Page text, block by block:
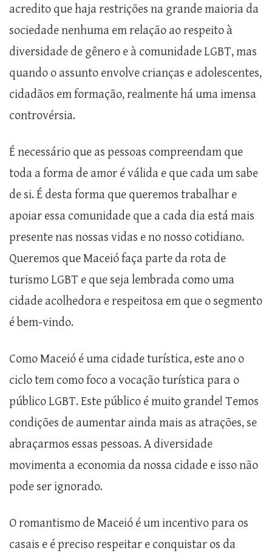
acredito que haja restrições na grande maioria da
sociedade nenhuma em relação ao respeito à
diversidade de gênero e à comunidade LGBT, mas
quando o assunto envolve crianças e adolescentes,
cidadãos em formação, realmente há uma imensa
controvérsia.
É necessário que as pessoas compreendam que
toda a forma de amor é válida e que cada um sabe
de si. É desta forma que queremos trabalhar e
apoiar essa comunidade que a cada dia está mais
presente nas nossas vidas e no nosso cotidiano.
Queremos que Maceió faça parte da rota de
turismo LGBT e que seja lembrada como uma
cidade acolhedora e respeitosa em que o segmento
é bem-vindo.
Como Maceió é uma cidade turística, este ano o
ciclo tem como foco a vocação turística para o
público LGBT. Este público é muito grande! Temos
condições de aumentar ainda mais as atrações, se
abraçarmos essas pessoas. A diversidade
movimenta a economia da nossa cidade e isso não
pode ser ignorado.
O romantismo de Maceió é um incentivo para os
casais e é preciso respeitar e conquistar os da